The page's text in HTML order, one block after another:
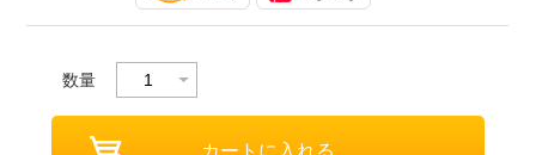
数量